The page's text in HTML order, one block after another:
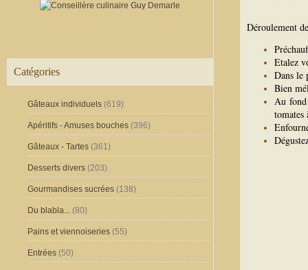
Catégories
Gâteaux individuels (619)
Apéritifs - Amuses bouches (396)
Gâteaux - Tartes (361)
Desserts divers (203)
Gourmandises sucrées (138)
Du blabla... (80)
Pains et viennoiseries (55)
Entrées (50)
Déroulement
Etalez
Dans le
Bien
Au fond
tomates